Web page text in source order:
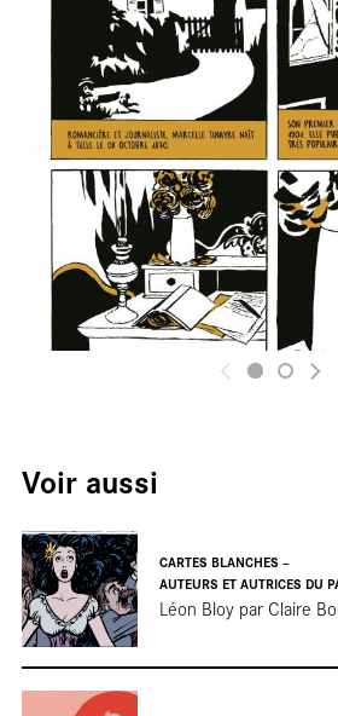
Voir aussi
CARTES BLANCHES
AUTEURS ET AUTRICES DU
Léon Bloy par Claire